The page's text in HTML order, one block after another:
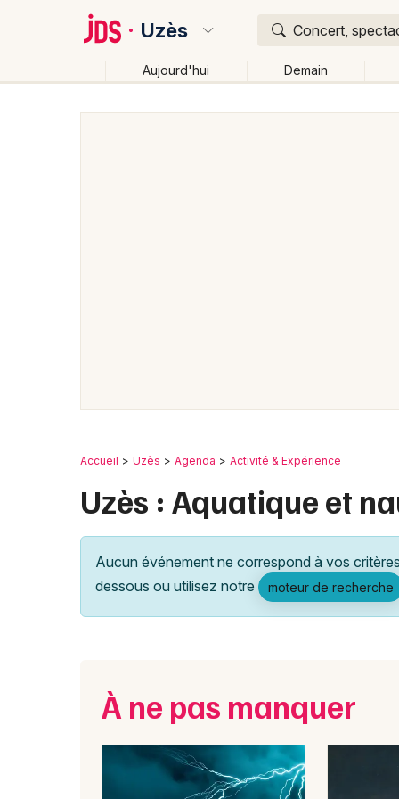
Uzès Concert,
Aujourd'hui Demain
Accueil Uzès Agenda Activité & Expérience
Uzès : Aquatique et
Aucun événement ne correspond à vos
dessous ou utilisez notre
moteur de recherche
À ne pas manquer